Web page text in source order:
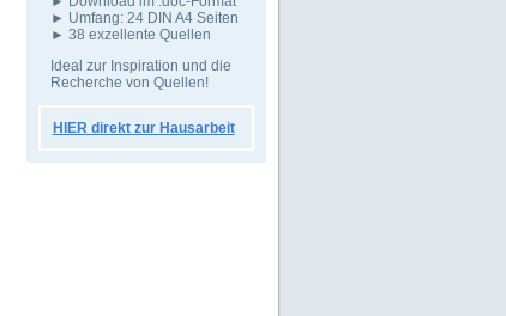
► Umfang: 24 DIN A4 Seiten
► 38 exzellente Quellen
Ideal zur Inspiration und die
Recherche von Quellen!
HIER direkt zur Hausarbeit